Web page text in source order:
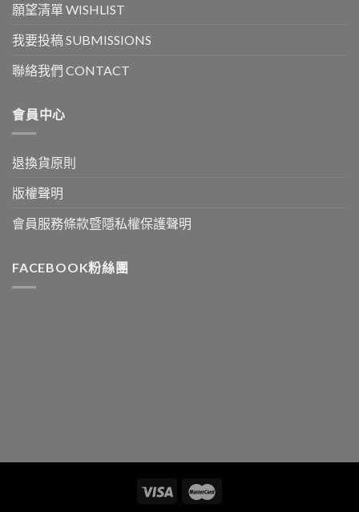
願望清單 WISHLIST
我要投稿 SUBMISSIONS
聯絡我們 CONTACT
會員中心
退換貨原則
版權聲明
會員服務條款暨隱私權保護聲明
FACEBOOK粉絲團